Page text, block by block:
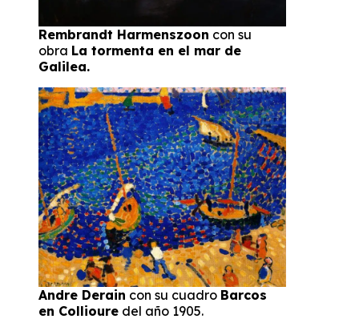
Rembrandt Harmenszoon con su
obra La tormenta en el mar de
Galilea.
Andre Derain con su cuadro Barcos
en Collioure del año 1905.